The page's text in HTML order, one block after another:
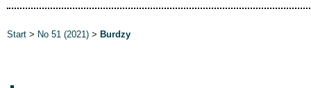
Start > No 51 (2021) > Burdzy